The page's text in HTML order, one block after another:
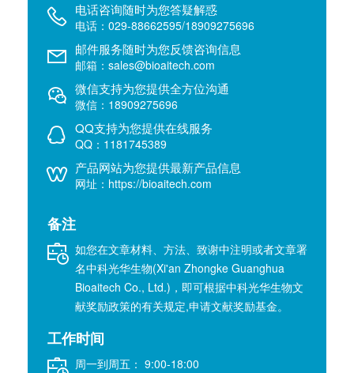
电话咨询随时为您答疑解惑
电话：029-88662595/18909275696
邮件服务随时为您反馈咨询信息
邮箱：sales@bioaitech.com
微信支持为您提供全方位沟通
微信：18909275696
QQ支持为您提供在线服务
QQ：1181745389
产品网站为您提供最新产品信息
网址：https://bioaitech.com
备注
如您在文章材料、方法、致谢中注明或者文章署
名中科光华生物(Xi'an Zhongke Guanghua
Bioaitech Co., Ltd.)，即可根据中科光华生物文
献奖励政策的有关规定,申请文献奖励基金。
工作时间
周一到周五： 9:00-18:00